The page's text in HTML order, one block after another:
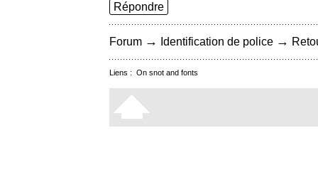
Répondre
Forum → Identification de police →
Liens : On snot and fonts